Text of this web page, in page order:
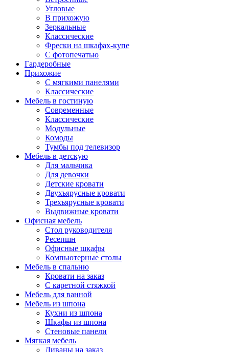
Угловые
В прихожую
Зеркальные
Классические
Фрески на шкафах-купе
С фотопечатью
Гардеробные
Прихожие
С мягкими панелями
Классические
Мебель в гостиную
Современные
Классические
Модульные
Комоды
Тумбы под телевизор
Мебель в детскую
Для мальчика
Для девочки
Детские кровати
Двухъярусные кровати
Трехъярусные кровати
Выдвижные кровати
Офисная мебель
Стол руководителя
Ресепшн
Офисные шкафы
Компьютерные столы
Мебель в спальню
Кровати на заказ
С каретной стяжкой
Мебель для ванной
Мебель из шпона
Кухни из шпона
Шкафы из шпона
Стеновые панели
Мягкая мебель
Диваны на заказ